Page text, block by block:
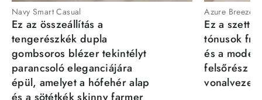
Navy Smart Casual
Ez az összeállítás a
tengerészkék dupla
gombsoros blézer tekintélyt
parancsoló eleganciájára
épül, amelyet a hófehér alap
és a sötétkék skinny farmer
Azure Breeze
Ez a szett
tónusok
és a
felsőrész